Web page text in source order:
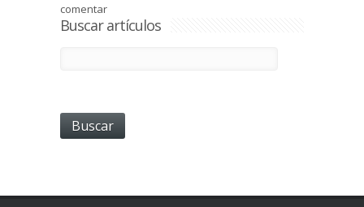
comentar
Buscar artículos